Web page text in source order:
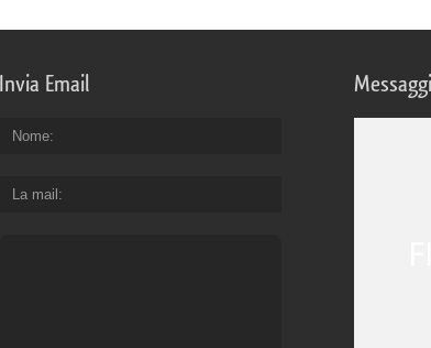
Invia Email
Nome
La mail